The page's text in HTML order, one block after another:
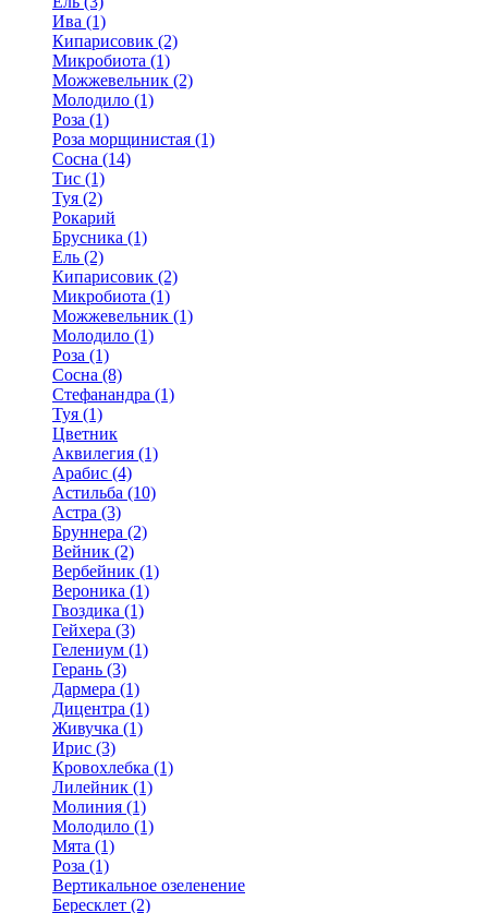
Ива (1)
Кипарисовик (2)
Микробиота (1)
Можжевельник (2)
Молодило (1)
Роза (1)
Роза морщинистая (1)
Сосна (14)
Тис (1)
Туя (2)
Рокарий
Брусника (1)
Ель (2)
Кипарисовик (2)
Микробиота (1)
Можжевельник (1)
Молодило (1)
Роза (1)
Сосна (8)
Стефанандра (1)
Туя (1)
Цветник
Аквилегия (1)
Арабис (4)
Астильба (10)
Астра (3)
Бруннера (2)
Вейник (2)
Вербейник (1)
Вероника (1)
Гвоздика (1)
Гейхера (3)
Гелениум (1)
Герань (3)
Дармера (1)
Дицентра (1)
Живучка (1)
Ирис (3)
Кровохлебка (1)
Лилейник (1)
Молиния (1)
Молодило (1)
Мята (1)
Роза (1)
Вертикальное озеленение
Бересклет (2)